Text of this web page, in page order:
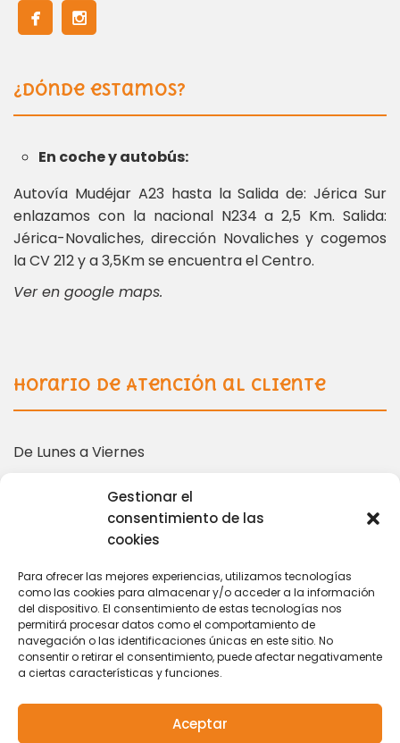
Gestionar el
consentimiento de las
cookies
Para ofrecer las mejores experiencias, utilizamos tecnologías
como las cookies para almacenar y/o acceder a la información
del dispositivo. El consentimiento de estas tecnologías nos
permitirá procesar datos como el comportamiento de
navegación o las identificaciones únicas en este sitio. No
consentir o retirar el consentimiento, puede afectar negativamente
a ciertas características y funciones.
Aceptar
¿Dónde estamos?
En coche y autobús:
Autovía Mudéjar A23 hasta la Salida de: Jérica Sur
enlazamos con la nacional N234 a 2,5 Km. Salida:
Jérica-Novaliches, dirección Novaliches y cogemos
la CV 212 y a 3,5Km se encuentra el Centro.
Ver en google maps.
Horario de Atención al Cliente
De Lunes a Viernes
Más información en:
coordinacion@tarihuela.com
671 509 522